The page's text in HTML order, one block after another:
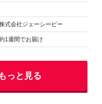
式会社ジェーシービー
1週間でお届け
っと見る